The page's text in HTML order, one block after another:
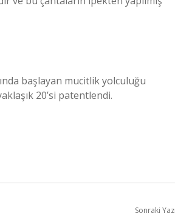
başlayan mucitlik yolculuğu
20’si patentlendi.
Sonraki